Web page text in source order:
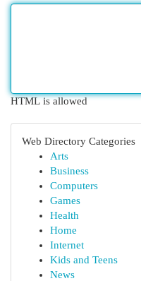
HTML is allowed
Web Directory Categories
Arts
Business
Computers
Games
Health
Home
Internet
Kids and Teens
News